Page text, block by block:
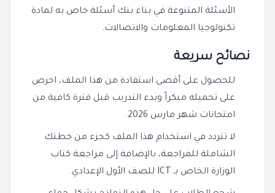
الأسئلة المتنوعة في بناء بنك أسئلة خاص به لمادة
تكنولوجيا المعلومات والاتصالات.
نصائح سريعة
للحصول على أقصى استفادة من هذا الملف، احرص
على تحميله مبكراً وبدء التدريب قبل فترة كافية من
امتحانات شهر مارس 2026.
لا تتردد في استخدام هذا الملف كجزء من خطتك
الشاملة للمراجعة، بالإضافة إلى مراجعة كتاب
الوزارة الخاص بـ ICT للصف الأول الإعدادي.